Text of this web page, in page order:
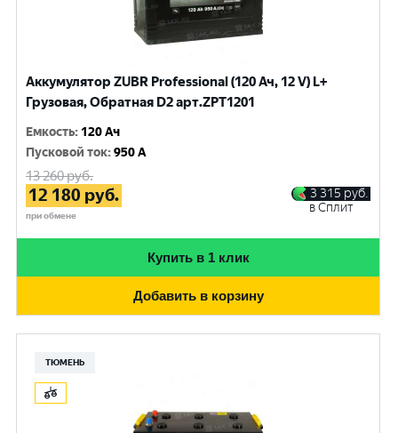
Аккумулятор ZUBR Professional (120 Ач, 12 V) L+
Грузовая, Обратная D2 арт.ZPT1201
Емкость: 120 Ач
Пусковой ток:950 A
13 260руб.
12 180 руб.
при обмене
3 315 руб.
в Сплит
Купить в 1 клик
Добавить в корзину
ТЮМЕНЬ